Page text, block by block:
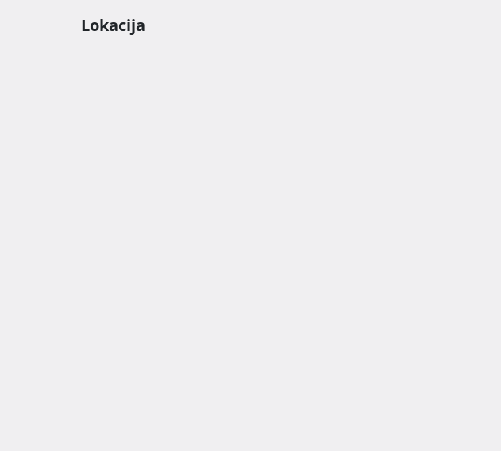
slobodno nas kontaktirajte.
Lokacija